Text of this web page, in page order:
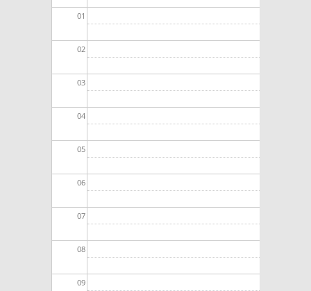
01
02
03
04
05
06
07
08
09